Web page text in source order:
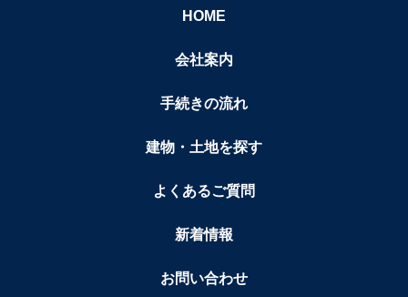
HOME
会社案内
手続きの流れ
建物・土地を探す
よくあるご質問
新着情報
お問い合わせ